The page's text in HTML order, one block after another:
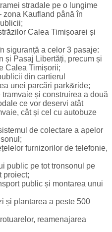
stradale pe o lungime
zona Kaufland până în
Calea Timișoarei și
siguranță a celor 3 pasaje:
și Pasaj Libertăți, precum și
Calea Timișorii;
din cartierul
unei parcări park&ride;
și construirea a două
ce vor deservi atât
cât și cel cu autobuze
de colectare a apelor
furnizorilor de telefonie,
public pe tot tronsonul pe
proiect;
public și montarea unui
și plantarea a peste 500
reamenajarea